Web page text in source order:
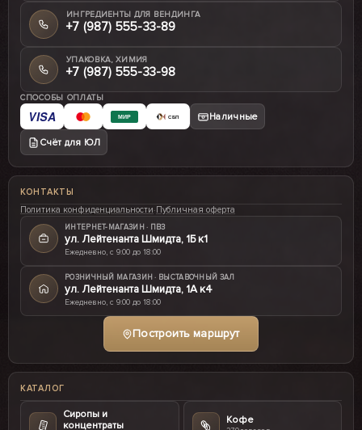
ИНГРЕДИЕНТЫ ДЛЯ ВЕНДИНГА
+7 (987) 555-33-89
УПАКОВКА, ХИМИЯ
+7 (987) 555-33-98
СПОСОБЫ ОПЛАТЫ
VISA МИР СБП Наличные
Счёт для ЮЛ
КОНТАКТЫ
Политика конфиденциальности·Публичная оферта
ИНТЕРНЕТ-МАГАЗИН · ПВЗ
ул. Лейтенанта Шмидта, 1Б к1
Ежедневно, с 9:00 до 18:00
РОЗНИЧНЫЙ МАГАЗИН · ВЫСТАВОЧНЫЙ ЗАЛ
ул. Лейтенанта Шмидта, 1А к4
Ежедневно, с 9:00 до 18:00
Построить маршрут
КАТАЛОГ
Сиропы и
концентраты
Кофе